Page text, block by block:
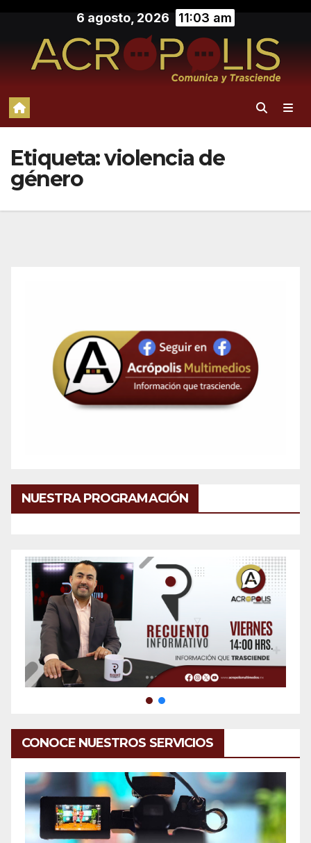
contenido
6 agosto, 2026 11:03 am
Etiqueta:violencia de
género
NUESTRA PROGRAMACIÓN
CONOCE NUESTROS SERVICIOS